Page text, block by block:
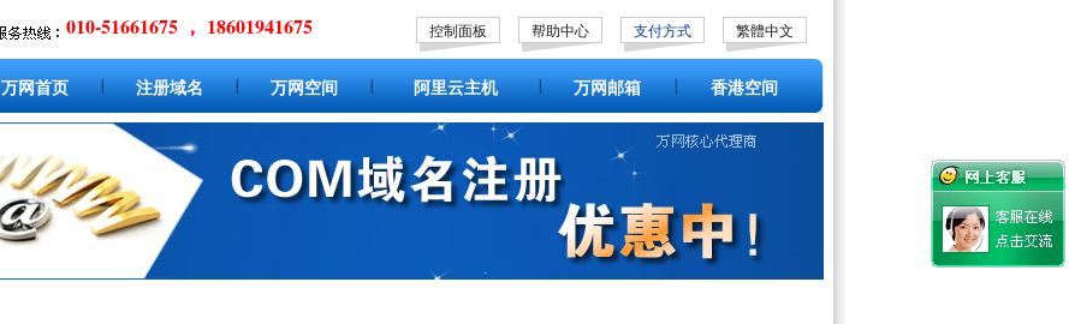
010-51661675 ， 18601941675 控制面板 帮助中心 支付方式 繁體中文
万网首页 注册域名 万网空间 阿里云主机 万网邮箱 香港空间